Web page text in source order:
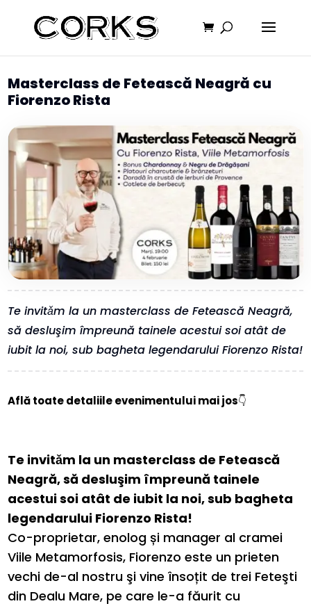
Masterclass de Fetească Neagră cu
Fiorenzo Rista
Te invitǎm la un masterclass de Fetească Neagră,
să desluşim împreună tainele acestui soi atât de
iubit la noi, sub bagheta legendarului Fiorenzo Rista!
Află toate detaliile evenimentului mai jos👇
Te invitǎm la un masterclass de Fetească
Neagră, să desluşim împreună tainele
acestui soi atât de iubit la noi, sub bagheta
legendarului Fiorenzo Rista!
Co-proprietar, enolog și manager al cramei
Viile Metamorfosis, Fiorenzo este un prieten
vechi de-al nostru şi vine însoțit de trei Feteşti
din Dealu Mare, pe care le-a făurit cu